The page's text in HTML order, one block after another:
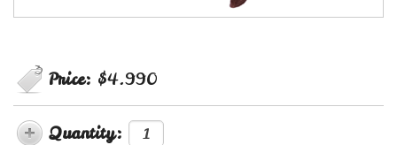
Price: $4.990
Quantity: